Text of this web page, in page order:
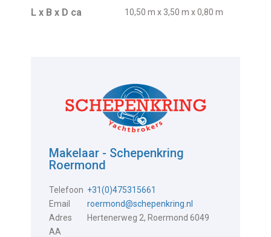
L x B x D ca 10,50 m x 3,50 m x 0,80 m
Makelaar - Schepenkring
Roermond
Telefoon +31(0)475315661
Email
roermond@schepenkring.nl
Adres
Hertenerweg 2, Roermond 6049
AA